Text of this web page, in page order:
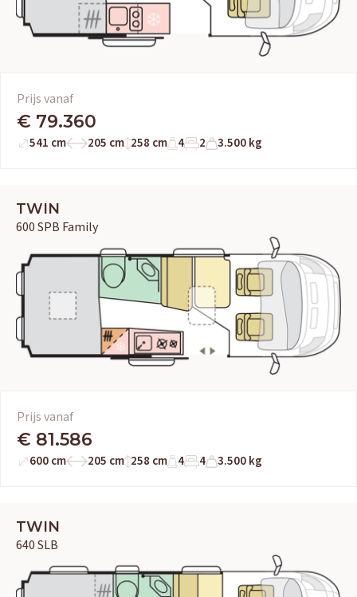
Prijs vanaf
€ 79.360
541 cm 205 cm 258 cm 4 2 3.500 kg
TWIN
600 SPB Family
Prijs vanaf
€ 81.586
600 cm 205 cm 258 cm 4 4 3.500 kg
TWIN
640 SLB